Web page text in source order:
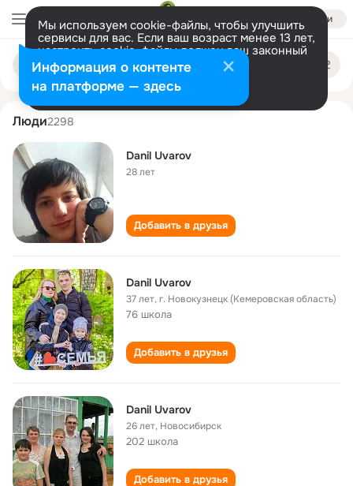
Войти
Мы используем cookie-файлы, чтобы улучшить
сервисы для вас. Если ваш возраст менее 13 лет,
настроить cookie-файлы должен ваш законный
представитель. Больше информации
Разрешить все Настроить
Поиск
людям
danil uvarov
Люди2298
Danil Uvarov
28 лет
Добавить в друзья
Danil Uvarov
37 лет,г. Новокузнецк (Кемеровская область)
76 школа
Добавить в друзья
Danil Uvarov
26 лет, Новосибирск
202 школа
Добавить в друзья
Информация о контенте
на платформе — здесь